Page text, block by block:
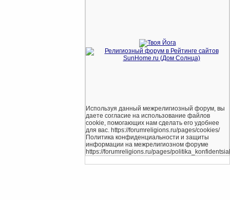
Используя данный межрелигиозный форум, вы
даете согласие на использование файлов
cookie, помогающих нам сделать его удобнее
для вас. https://forumreligions.ru/pages/cookies/
Политика конфиденциальности и защиты
информации на межрелигиозном форуме
https://forumreligions.ru/pages/